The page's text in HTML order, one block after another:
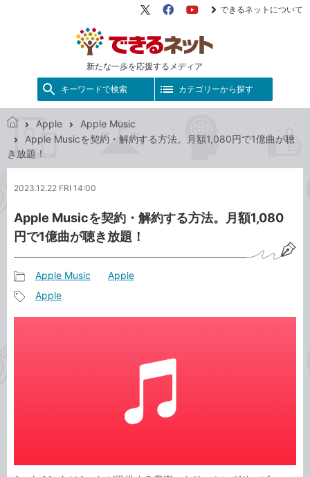
新たな一歩を応援するメディア
X（旧
FacebookYouTube
できるネットについて
キーワードで検索 カテゴリーから探す
で
き
ッ
Apple
Apple Music
Apple Musicを契約・解約する方法。月額1,080円で1億曲が聴
き放題！
2023.12.22 FRI 14:00
Apple Musicを契約・解約する方法。月額1,080
円で1億曲が聴き放題！
事
カ
Apple Music Apple
Apple